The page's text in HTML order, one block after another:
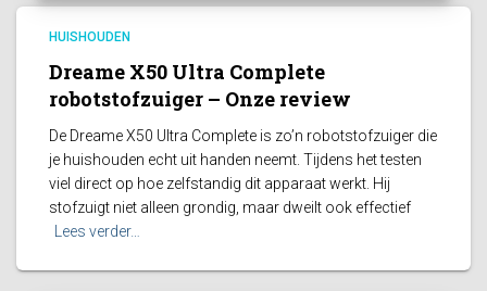
HUISHOUDEN
Dreame X50 Ultra Complete
robotstofzuiger – Onze review
De Dreame X50 Ultra Complete is zo’n robotstofzuiger die
je huishouden echt uit handen neemt. Tijdens het testen
viel direct op hoe zelfstandig dit apparaat werkt. Hij
stofzuigt niet alleen grondig, maar dweilt ook effectief
Lees verder…